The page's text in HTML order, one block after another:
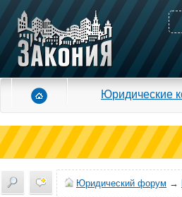
Юридические
Юридический форум →